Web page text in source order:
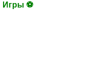
Игры ⚽